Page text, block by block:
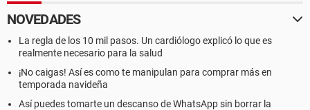
NOVEDADES
La regla de los 10 mil pasos. Un cardiólogo explicó lo que es
realmente necesario para la salud
¡No caigas! Así es como te manipulan para comprar más en
temporada navideña
Así puedes tomarte un descanso de WhatsApp sin borrar la